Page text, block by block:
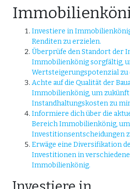
Investiere in
Renditen zu erzielen.
Überprüfe den Standort der
Immobilienkönig sorgfältig,
Wertsteigerungspotenzial zu
Achte auf die Qualität der
Immobilienkönig, um
Instandhaltungskosten zu
Informiere dich über die
Bereich Immobilienkönig,
Investitionsentscheidungen
Erwäge eine Diversifikation
Investitionen in
Immobilienkönig.